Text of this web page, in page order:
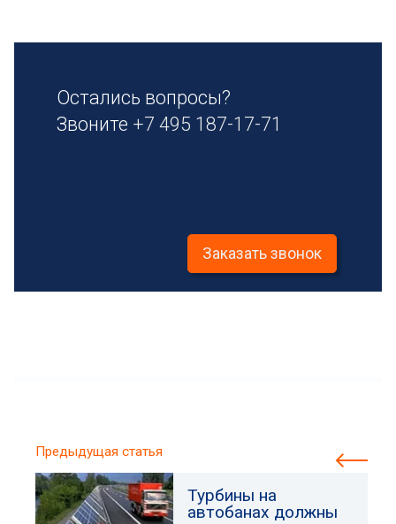
Остались вопросы?
Звоните +7 495 187-17-71
Заказать звонок
Предыдущая статья
Турбины на
автобанах должны